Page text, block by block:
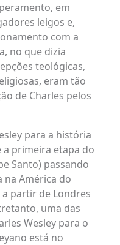
em
leigos e,
com a
no que dizia
teológicas,
eram tão
de Charles pelos
para a história
a primeira etapa do
Santo) passando
na América do
partir de Londres
uma das
Wesley para o
está no